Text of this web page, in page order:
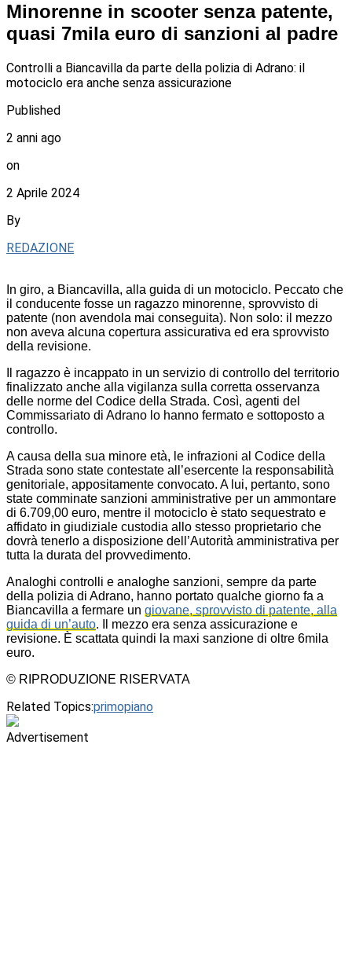
Minorenne in scooter senza patente,
quasi 7mila euro di sanzioni al padre
Controlli a Biancavilla da parte della polizia di Adrano: il
motociclo era anche senza assicurazione
Published
2 anni ago
on
2 Aprile 2024
By
REDAZIONE
In giro, a Biancavilla, alla guida di un motociclo. Peccato che
il conducente fosse un ragazzo minorenne, sprovvisto di
patente (non avendola mai conseguita). Non solo: il mezzo
non aveva alcuna copertura assicurativa ed era sprovvisto
della revisione.
Il ragazzo è incappato in un servizio di controllo del territorio
finalizzato anche alla vigilanza sulla corretta osservanza
delle norme del Codice della Strada. Così, agenti del
Commissariato di Adrano lo hanno fermato e sottoposto a
controllo.
A causa della sua minore età, le infrazioni al Codice della
Strada sono state contestate all’esercente la responsabilità
genitoriale, appositamente convocato. A lui, pertanto, sono
state comminate sanzioni amministrative per un ammontare
di 6.709,00 euro, mentre il motociclo è stato sequestrato e
affidato in giudiziale custodia allo stesso proprietario che
dovrà tenerlo a disposizione dell’Autorità amministrativa per
tutta la durata del provvedimento.
Analoghi controlli e analoghe sanzioni, sempre da parte
della polizia di Adrano, hanno portato qualche giorno fa a
Biancavilla a fermare un giovane, sprovvisto di patente, alla
guida di un’auto. Il mezzo era senza assicurazione e
revisione. È scattata quindi la maxi sanzione di oltre 6mila
euro.
© RIPRODUZIONE RISERVATA
Related Topics:primopiano
Advertisement